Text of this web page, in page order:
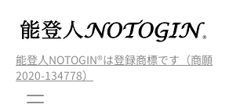
能登人NOTOGIN®️は登録商標です（商願
2020-134778）